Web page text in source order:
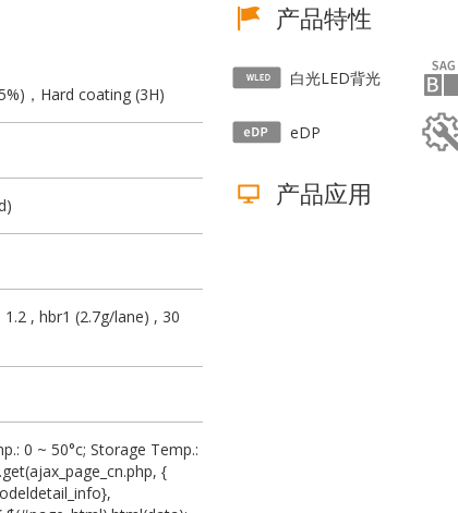
，Hard coating (3H)
, hbr1 (2.7g/lane) , 30
0 ~ 50°c; Storage Temp.:
{
产品特性
白光LED背光
eDP
产品应用